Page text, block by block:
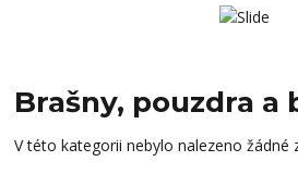
Brašny, pouzdra a
V této kategorii nebylo nalezeno žádné